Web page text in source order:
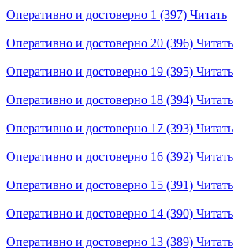
Оперативно и достоверно 1 (397) Читать
Оперативно и достоверно 20 (396) Читать
Оперативно и достоверно 19 (395) Читать
Оперативно и достоверно 18 (394) Читать
Оперативно и достоверно 17 (393) Читать
Оперативно и достоверно 16 (392) Читать
Оперативно и достоверно 15 (391) Читать
Оперативно и достоверно 14 (390) Читать
Оперативно и достоверно 13 (389) Читать